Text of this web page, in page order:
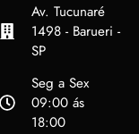
Av. Tucunaré
1498 - Barueri -
SP
Seg a Sex
09:00 ás
18:00